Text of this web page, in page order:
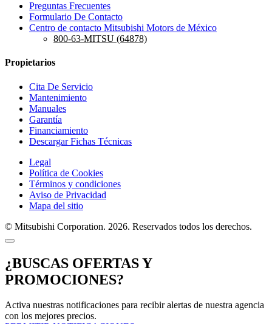
Preguntas Frecuentes
Formulario De Contacto
Centro de contacto Mitsubishi Motors de México
800-63-MITSU (64878)
Propietarios
Cita De Servicio
Mantenimiento
Manuales
Garantía
Financiamiento
Descargar Fichas Técnicas
Legal
Política de Cookies
Términos y condiciones
Aviso de Privacidad
Mapa del sitio
© Mitsubishi Corporation. 2026. Reservados todos los derechos.
¿BUSCAS OFERTAS Y
PROMOCIONES?
Activa nuestras notificaciones para recibir alertas de nuestra agencia
con los mejores precios.